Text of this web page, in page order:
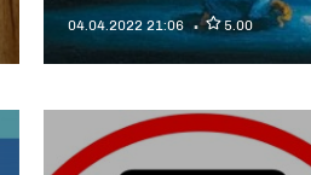
04.04.2022 21:06 5.00